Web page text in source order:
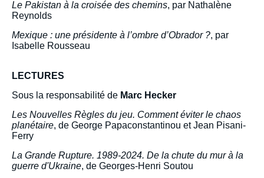
Le Pakistan à la croisée des chemins, par Nathalène
Reynolds
Mexique : une présidente à l’ombre d’Obrador ?, par
Isabelle Rousseau
LECTURES
Sous la responsabilité de Marc Hecker
Les Nouvelles Règles du jeu. Comment éviter le chaos
planétaire, de George Papaconstantinou et Jean Pisani-
Ferry
La Grande Rupture. 1989-2024. De la chute du mur à la
guerre d'Ukraine, de Georges-Henri Soutou
couverture
de
la